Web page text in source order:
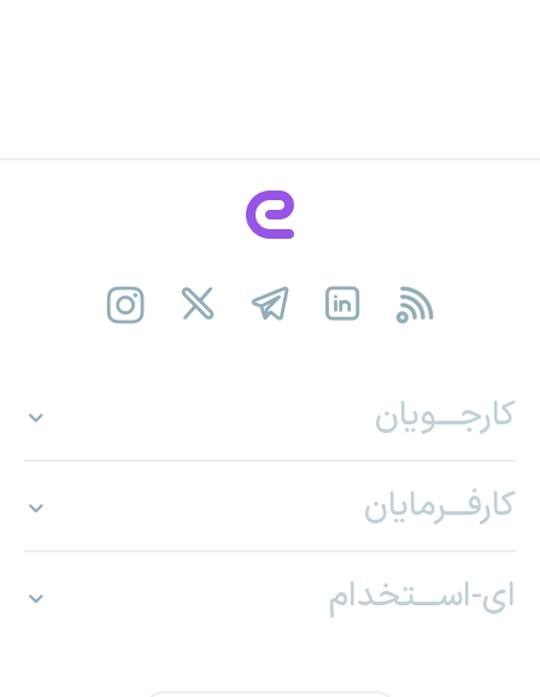
کارجـــویان
کارفـــرمایان
ای-اســـتخدام